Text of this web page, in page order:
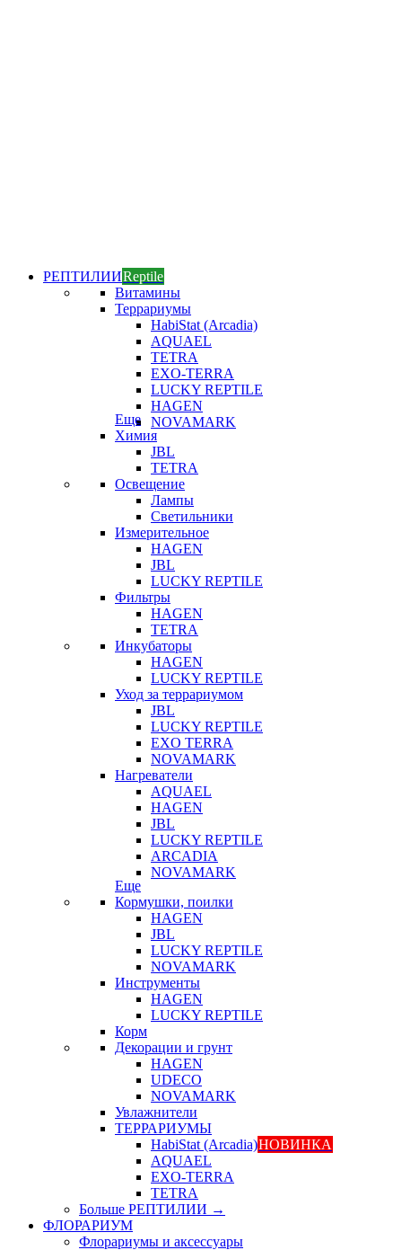
РЕПТИЛИИReptile
Витамины
Террариумы
HabiStat (Arcadia)
AQUAEL
TETRA
EXO-TERRA
LUCKY REPTILE
HAGEN
NOVAMARK
Еще
Химия
JBL
TETRA
Освещение
Лампы
Светильники
Измерительное
HAGEN
JBL
LUCKY REPTILE
Фильтры
HAGEN
TETRA
Инкубаторы
HAGEN
LUCKY REPTILE
Уход за террариумом
JBL
LUCKY REPTILE
EXO TERRA
NOVAMARK
Нагреватели
AQUAEL
HAGEN
JBL
LUCKY REPTILE
ARCADIA
NOVAMARK
Еще
Кормушки, поилки
HAGEN
JBL
LUCKY REPTILE
NOVAMARK
Инструменты
HAGEN
LUCKY REPTILE
Корм
Декорации и грунт
HAGEN
UDECO
NOVAMARK
Увлажнители
ТЕРРАРИУМЫ
HabiStat (Arcadia)НОВИНКА
AQUAEL
EXO-TERRA
TETRA
Больше РЕПТИЛИИ →
ФЛОРАРИУМ
Флорариумы и аксессуары